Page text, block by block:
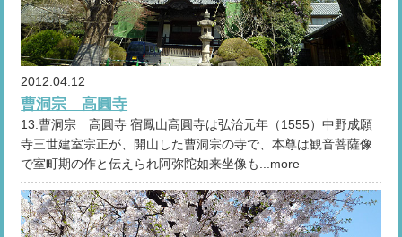
2012.04.12
曹洞宗 高圓寺
13.曹洞宗 高圓寺 宿鳳山高圓寺は弘治元年（1555）中野成願
寺三世建室宗正が、開山した曹洞宗の寺で、本尊は観音菩薩像
で室町期の作と伝えられ阿弥陀如来坐像も...more